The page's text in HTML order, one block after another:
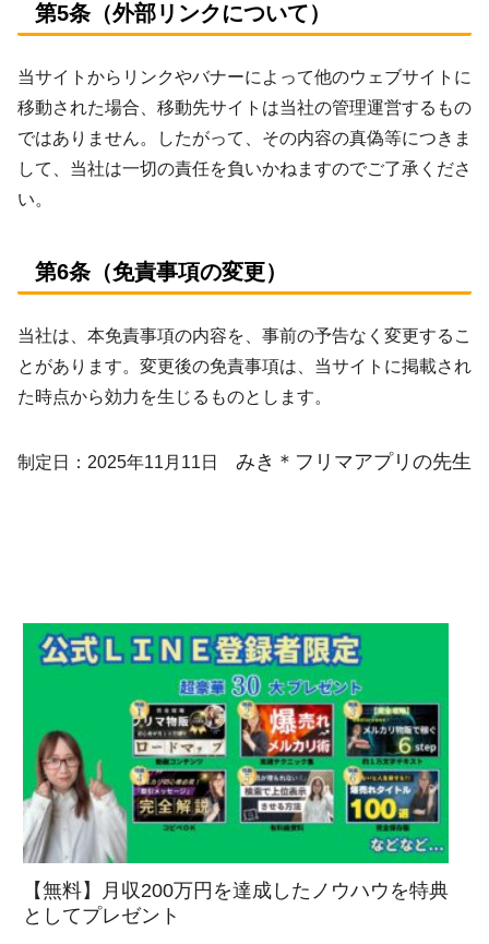
第5条（外部リンクについて）
当サイトからリンクやバナーによって他のウェブサイトに
移動された場合、移動先サイトは当社の管理運営するもの
ではありません。したがって、その内容の真偽等につきま
して、当社は一切の責任を負いかねますのでご了承くださ
い。
第6条（免責事項の変更）
当社は、本免責事項の内容を、事前の予告なく変更するこ
とがあります。変更後の免責事項は、当サイトに掲載され
た時点から効力を生じるものとします。
制定日：2025年11月11日 みき＊フリマアプリの先生
【無料】月収200万円を達成したノウハウを特典
としてプレゼント